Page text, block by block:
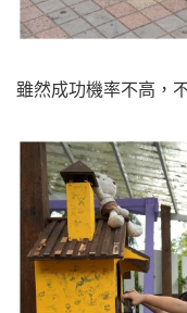
雖然成功機率不高，